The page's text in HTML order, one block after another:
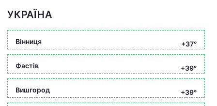
УКРАЇНА
Вінниця +37°
Фастів +39°
Вишгород +39°